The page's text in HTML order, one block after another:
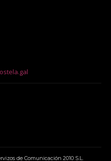
de Comunicación 2010 S.L.